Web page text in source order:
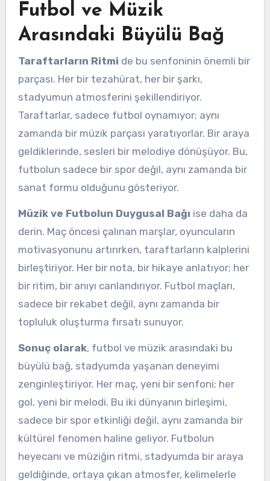
Futbol ve Müzik
Arasındaki Büyülü Bağ
Taraftarların Ritmi de bu senfoninin önemli bir
parçası. Her bir tezahürat, her bir şarkı,
stadyumun atmosferini şekillendiriyor.
Taraftarlar, sadece futbol oynamıyor; aynı
zamanda bir müzik parçası yaratıyorlar. Bir araya
geldiklerinde, sesleri bir melodiye dönüşüyor. Bu,
futbolun sadece bir spor değil, aynı zamanda bir
sanat formu olduğunu gösteriyor.
Müzik ve Futbolun Duygusal Bağı ise daha da
derin. Maç öncesi çalınan marşlar, oyuncuların
motivasyonunu artırırken, taraftarların kalplerini
birleştiriyor. Her bir nota, bir hikaye anlatıyor; her
bir ritim, bir anıyı canlandırıyor. Futbol maçları,
sadece bir rekabet değil, aynı zamanda bir
topluluk oluşturma fırsatı sunuyor.
Sonuç olarak, futbol ve müzik arasındaki bu
büyülü bağ, stadyumda yaşanan deneyimi
zenginleştiriyor. Her maç, yeni bir senfoni; her
gol, yeni bir melodi. Bu iki dünyanın birleşimi,
sadece bir spor etkinliği değil, aynı zamanda bir
kültürel fenomen haline geliyor. Futbolun
heyecanı ve müziğin ritmi, stadyumda bir araya
geldiğinde, ortaya çıkan atmosfer, kelimelerle